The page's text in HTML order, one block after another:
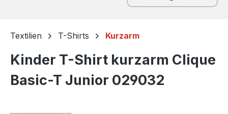
Textilien T-Shirts Kurzarm
Kinder T-Shirt kurzarm Clique
Basic-T Junior 029032